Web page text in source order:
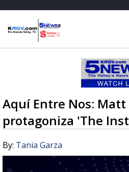
Aquí Entre Nos: Matt
protagoniza 'The
By: Tania Garza